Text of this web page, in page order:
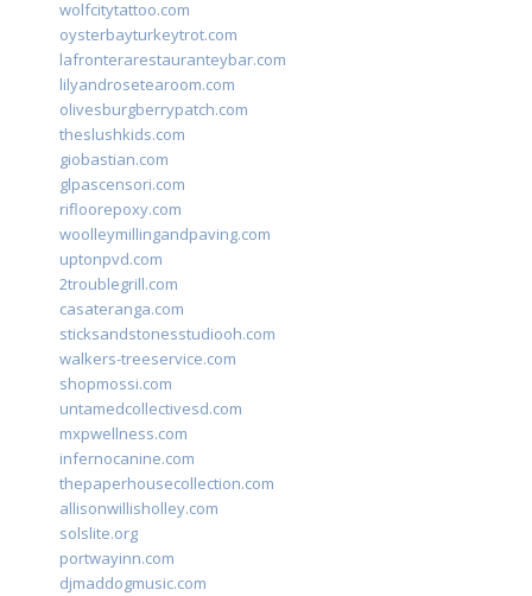
wolfcitytattoo.com
oysterbayturkeytrot.com
lafronterarestauranteybar.com
lilyandrosetearoom.com
olivesburgberrypatch.com
theslushkids.com
giobastian.com
glpascensori.com
rifloorepoxy.com
woolleymillingandpaving.com
uptonpvd.com
2troublegrill.com
casateranga.com
sticksandstonesstudiooh.com
walkers-treeservice.com
shopmossi.com
untamedcollectivesd.com
mxpwellness.com
infernocanine.com
thepaperhousecollection.com
allisonwillisholley.com
solslite.org
portwayinn.com
djmaddogmusic.com